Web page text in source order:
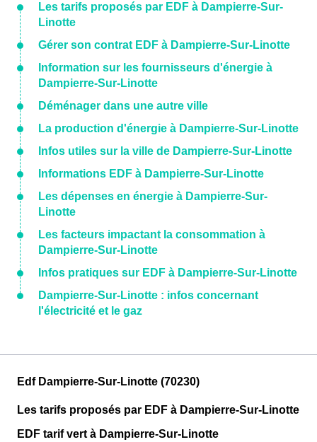
Les tarifs proposés par EDF à Dampierre-Sur-
Linotte
Gérer son contrat EDF à Dampierre-Sur-Linotte
Information sur les fournisseurs d'énergie à
Dampierre-Sur-Linotte
Déménager dans une autre ville
La production d'énergie à Dampierre-Sur-Linotte
Infos utiles sur la ville de Dampierre-Sur-Linotte
Informations EDF à Dampierre-Sur-Linotte
Les dépenses en énergie à Dampierre-Sur-
Linotte
Les facteurs impactant la consommation à
Dampierre-Sur-Linotte
Infos pratiques sur EDF à Dampierre-Sur-Linotte
Dampierre-Sur-Linotte : infos concernant
l'électricité et le gaz
Edf Dampierre-Sur-Linotte (70230)
Les tarifs proposés par EDF à Dampierre-Sur-Linotte
EDF tarif vert à Dampierre-Sur-Linotte